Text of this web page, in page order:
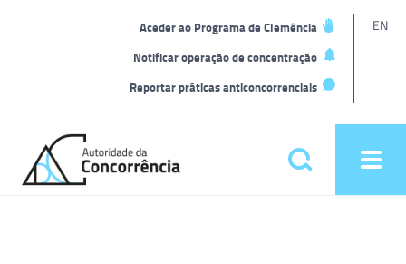
Aceder ao Programa de Clemência
Notificar operação de concentração
Reportar práticas anticoncorrenciais
EN
home
Pesquisar